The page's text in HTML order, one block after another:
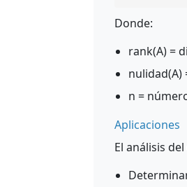
Donde:
rank(A) =
nulidad(A)
n =
Aplicaciones
El análisis